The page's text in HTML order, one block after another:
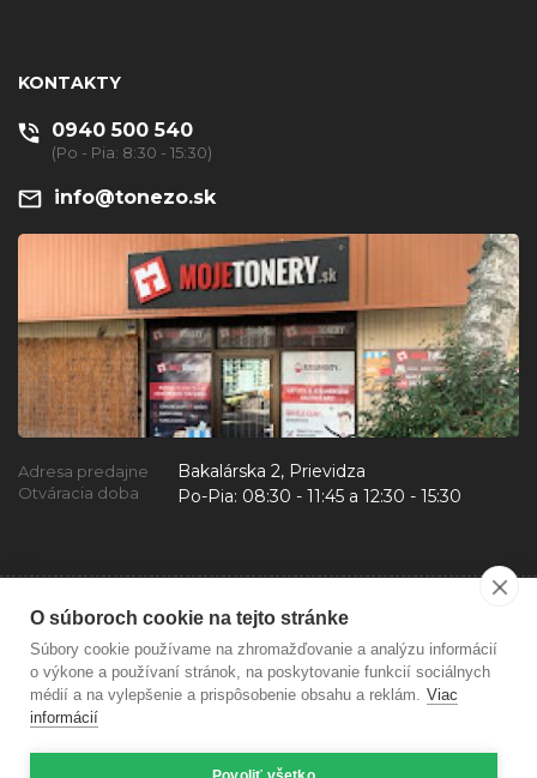
O súboroch cookie na tejto stránke
Súbory cookie používame na zhromažďovanie a analýzu informácií
o výkone a používaní stránok, na poskytovanie funkcií sociálnych
médií a na vylepšenie a prispôsobenie obsahu a reklám. Viac
informácií
KONTAKTY
0940 500 540
(Po - Pia: 8:30 - 15:30)
info@tonezo.sk
Adresa predajne Bakalárska 2, Prievidza
Otváracia doba Po-Pia: 08:30 - 11:45 a 12:30 - 15:30